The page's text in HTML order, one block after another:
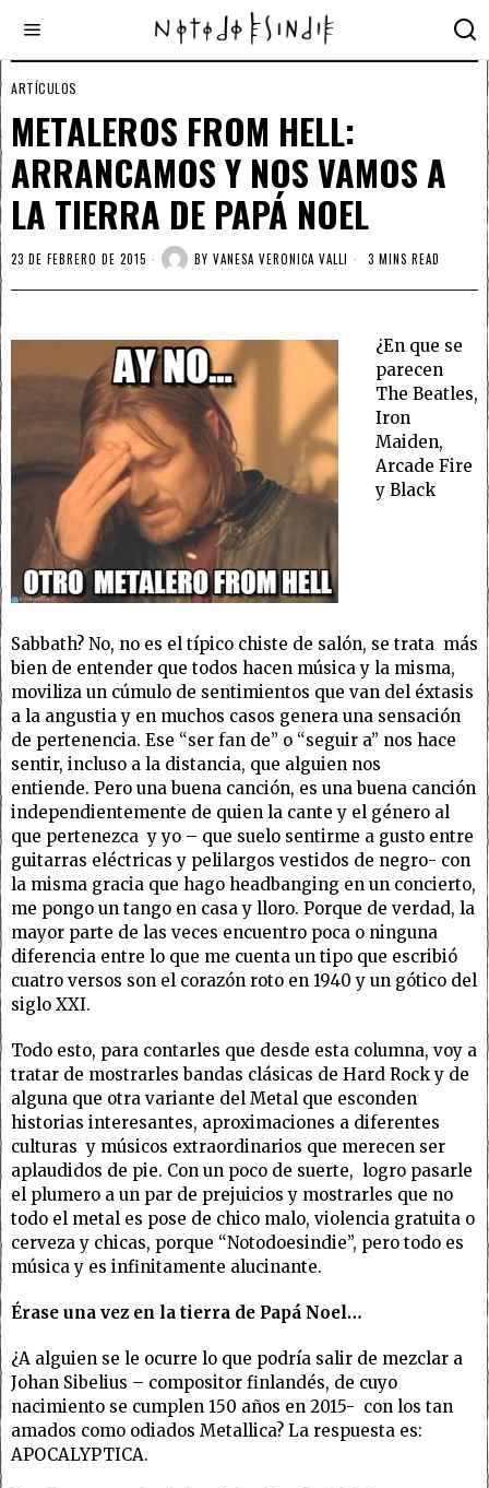
ARTÍCULOS
METALEROS FROM HELL:
ARRANCAMOS Y NOS VAMOS A
LA TIERRA DE PAPÁ NOEL
23 DE FEBRERO DE 2015 BY VANESA VERONICA VALLI 3 MINS READ
¿En que se
parecen
The Beatles,
Iron
Maiden,
Arcade Fire
y Black
Sabbath? No, no es el típico chiste de salón, se trata más
bien de entender que todos hacen música y la misma,
moviliza un cúmulo de sentimientos que van del éxtasis
a la angustia y en muchos casos genera una sensación
de pertenencia. Ese “ser fan de” o “seguir a” nos hace
sentir, incluso a la distancia, que alguien nos
entiende. Pero una buena canción, es una buena canción
independientemente de quien la cante y el género al
que pertenezca y yo – que suelo sentirme a gusto entre
guitarras eléctricas y pelilargos vestidos de negro- con
la misma gracia que hago headbanging en un concierto,
me pongo un tango en casa y lloro. Porque de verdad, la
mayor parte de las veces encuentro poca o ninguna
diferencia entre lo que me cuenta un tipo que escribió
cuatro versos son el corazón roto en 1940 y un gótico del
siglo XXI.
Todo esto, para contarles que desde esta columna, voy a
tratar de mostrarles bandas clásicas de Hard Rock y de
alguna que otra variante del Metal que esconden
historias interesantes, aproximaciones a diferentes
culturas y músicos extraordinarios que merecen ser
aplaudidos de pie. Con un poco de suerte, logro pasarle
el plumero a un par de prejuicios y mostrarles que no
todo el metal es pose de chico malo, violencia gratuita o
cerveza y chicas, porque “Notodoesindie”, pero todo es
música y es infinitamente alucinante.
Érase una vez en la tierra de Papá Noel…
¿A alguien se le ocurre lo que podría salir de mezclar a
Johan Sibelius – compositor finlandés, de cuyo
nacimiento se cumplen 150 años en 2015- con los tan
amados como odiados Metallica? La respuesta es:
APOCALYPTICA.